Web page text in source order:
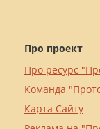
Про проект
Про ресурс
Команда
Карта Сайту